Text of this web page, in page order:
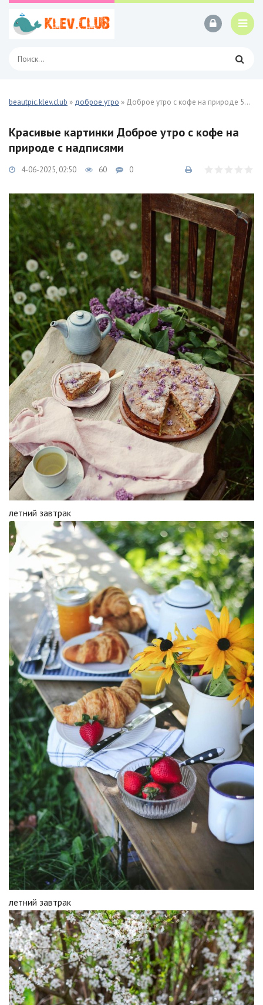
beautpic.klev.club » доброе утро » Доброе утро с кофе на природе 50 фото
Красивые картинки Доброе утро с кофе на
природе с надписями
4-06-2025, 02:50 60 0
летний завтрак
летний завтрак